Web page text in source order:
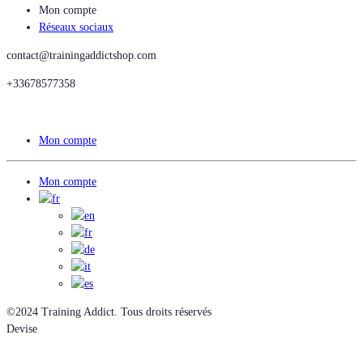
Mon compte
Réseaux sociaux
contact@trainingaddictshop.com
+33678577358
Mon compte
Mon compte
©2024 Training Addict. Tous droits réservés
Devise